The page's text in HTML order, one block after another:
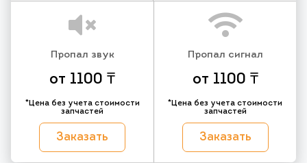
Пропал звук
от 1100 ₸
*Цена без учета стоимости
запчастей
Заказать
Пропал сигнал
от 1100 ₸
*Цена без учета стоимости
запчастей
Заказать